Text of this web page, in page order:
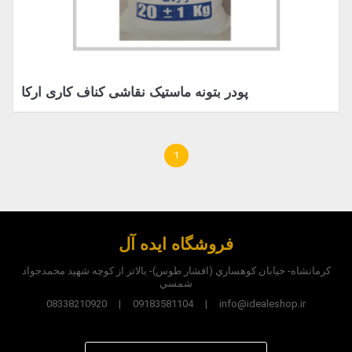
پودر بتونه ماستیک نقاشی کناف کاری آرکا
1
فروشگاه ایده آل
کرمانشاه- خيابان کوهساري (افشار طوس)- بالاتر از کوچه شهيد محمدجواد
شمسي
08338210920 | 09183581104 | info@idealeshop.ir